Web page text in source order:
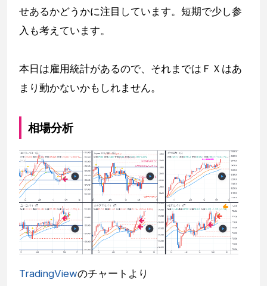
せあるかどうかに注目しています。短期で少し参
入も考えています。
本日は雇用統計があるので、それまではＦＸはあ
まり動かないかもしれません。
相場分析
TradingViewのチャートより